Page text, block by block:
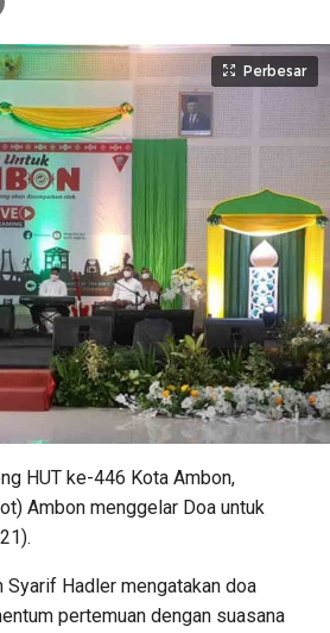
Perbesar
HUT ke-446 Kota Ambon,
Ambon menggelar Doa untuk
Syarif Hadler mengatakan doa
pertemuan dengan suasana